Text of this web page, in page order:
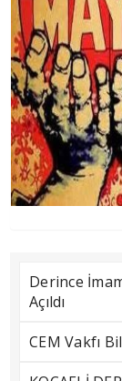
Derince
Açıldı
CEM Vakfı